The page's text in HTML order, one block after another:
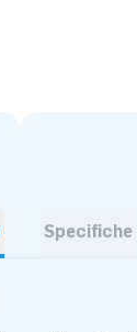
Specifiche